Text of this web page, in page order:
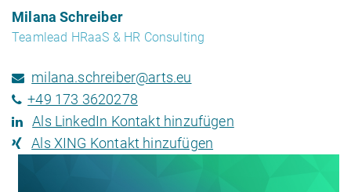
Milana Schreiber
Teamlead HRaaS & HR Consulting
milana.schreiber@arts.eu
+49 173 3620278
Als LinkedIn Kontakt hinzufügen
Als XING Kontakt hinzufügen